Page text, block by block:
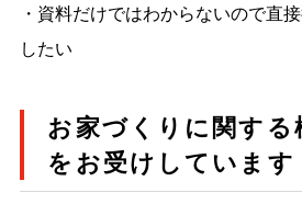
・資料だけではわからないので直
したい
お家づくりに関する
をお受けしています